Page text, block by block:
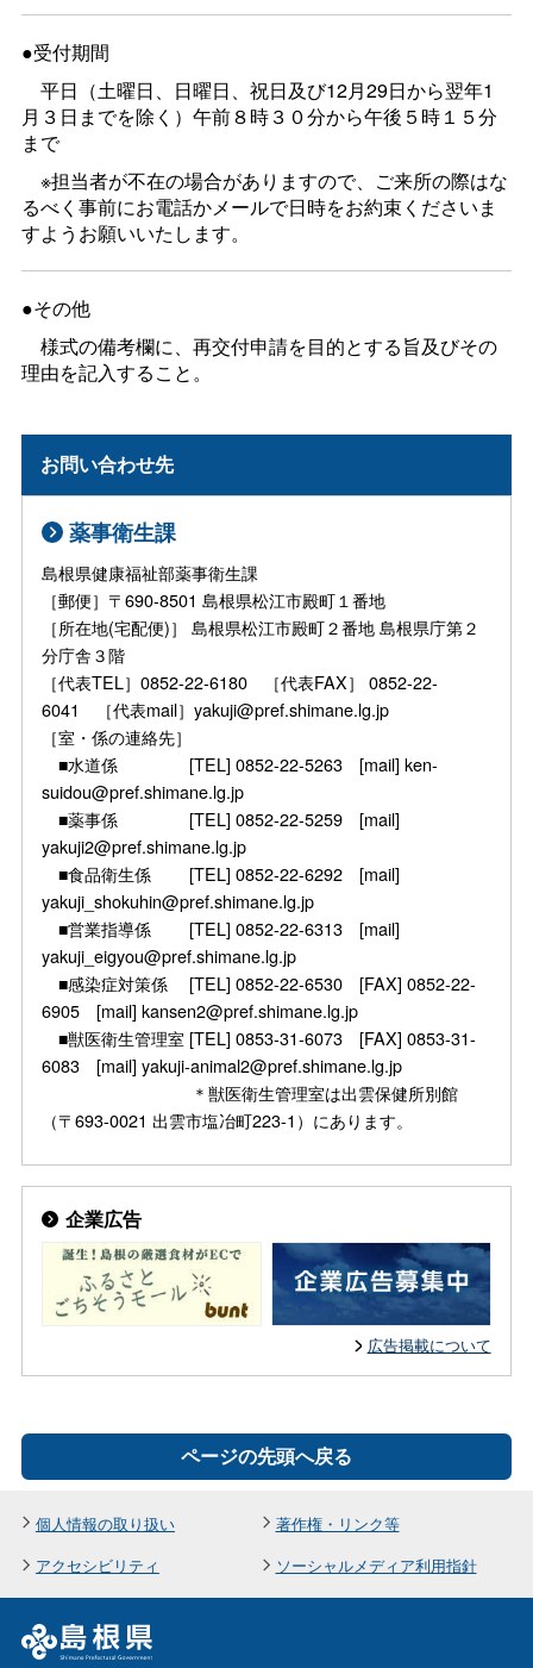
●受付期間
平日（土曜日、日曜日、祝日及び12月29日から翌年1
月３日までを除く）午前８時３０分から午後５時１５分
まで
※担当者が不在の場合がありますので、ご来所の際はな
るべく事前にお電話かメールで日時をお約束くださいま
すようお願いいたします。
●その他
様式の備考欄に、再交付申請を目的とする旨及びその
理由を記入すること。
お問い合わせ先
薬事衛生課
島根県健康福祉部薬事衛生課
［郵便］〒690-8501 島根県松江市殿町１番地
［所在地(宅配便)］ 島根県松江市殿町２番地 島根県庁第２
分庁舎３階
［代表TEL］0852-22-6180 ［代表FAX］ 0852-22-
6041 ［代表mail］yakuji@pref.shimane.lg.jp
［室・係の連絡先］
■水道係 [TEL] 0852-22-5263 [mail] ken-
suidou@pref.shimane.lg.jp
■薬事係 [TEL] 0852-22-5259 [mail]
yakuji2@pref.shimane.lg.jp
■食品衛生係 [TEL] 0852-22-6292 [mail]
yakuji_shokuhin@pref.shimane.lg.jp
■営業指導係 [TEL] 0852-22-6313 [mail]
yakuji_eigyou@pref.shimane.lg.jp
■感染症対策係 [TEL] 0852-22-6530 [FAX] 0852-22-
6905 [mail] kansen2@pref.shimane.lg.jp
■獣医衛生管理室 [TEL] 0853-31-6073 [FAX] 0853-31-
6083 [mail] yakuji-animal2@pref.shimane.lg.jp
＊獣医衛生管理室は出雲保健所別館
（〒693-0021 出雲市塩冶町223-1）にあります。
企業広告
広告掲載について
ページの先頭へ戻る
個人情報の取り扱い
著作権・リンク等
アクセシビリティ
ソーシャルメディア利用指針